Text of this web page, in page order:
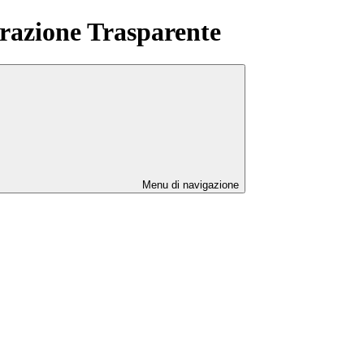
Trasparente
Menu di navigazione